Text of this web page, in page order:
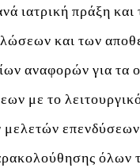
ιατρική πράξη
και των
αναφορών για τα
με το